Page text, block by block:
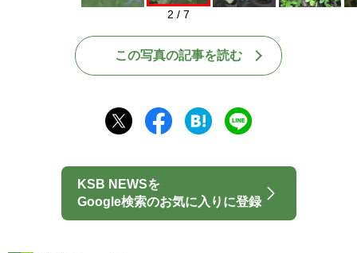
2 / 7
この写真の記事を読む
KSB NEWSを
Google検索のお気に入りに登録